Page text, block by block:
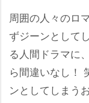
周囲の人々のロ
ずジーンとして
る人間ドラマに
ら間違いなし！
ンとしてしまう